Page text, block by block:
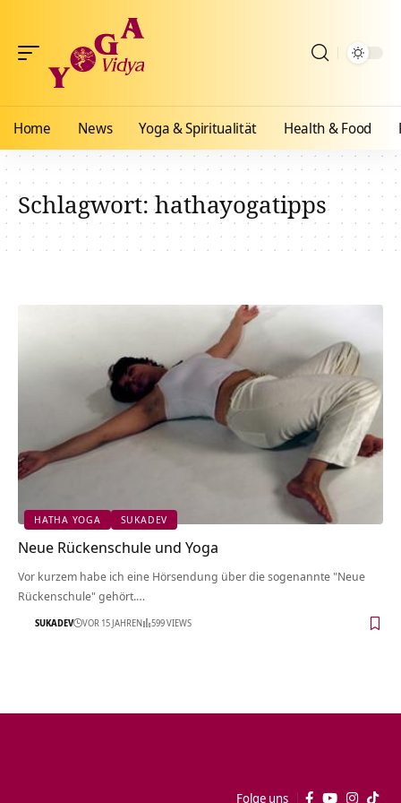
Home News Yoga & Spiritualität Health & Food
Schlagwort:hathayogatipps
HATHA YOGA SUKADEV
Neue Rückenschule und Yoga
Vor kurzem habe ich eine Hörsendung über die sogenannte "Neue
Rückenschule" gehört.…
SUKADEV VOR 15 JAHREN 599 VIEWS
Folge uns